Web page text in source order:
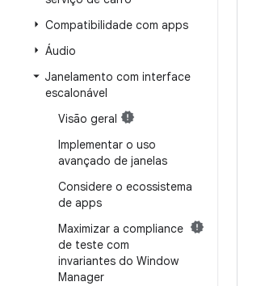
Compatibilidade com apps
Áudio
Janelamento com interface
escalonável
Visão geral
Implementar o uso
avançado de janelas
Considere o ecossistema
de apps
Maximizar a compliance
de teste com
invariantes do Window
Manager